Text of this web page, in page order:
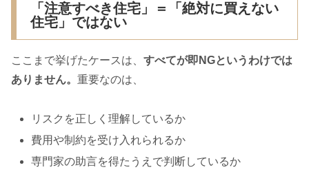
「注意すべき住宅」＝「絶対に買えない
住宅」ではない
ここまで挙げたケースは、 すべてが即NGというわけでは
ありません。 重要なのは、
リスクを正しく理解しているか
費用や制約を受け入れられるか
専門家の助言を得たうえで判断しているか